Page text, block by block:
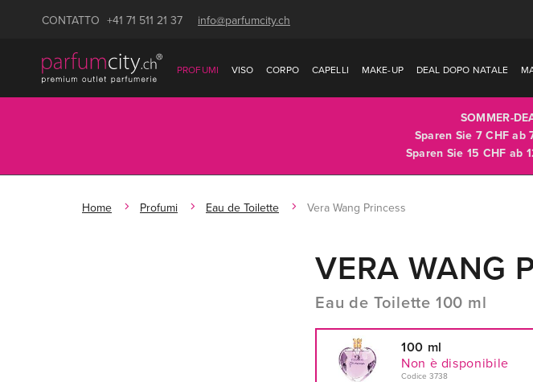
CONTATTO +41 71 511 21 37 info@parfumcity.ch
PROFUMI VISO CORPO CAPELLI MAKE-UP DEAL DOPO NATALE
SOMMER-
Sparen Sie 7 CHF ab
Sparen Sie 15 CHF ab
Home Profumi Eau de Toilette Vera Wang Princess
VERA WANG
Eau de Toilette 100 ml
100 ml
Non è disponibile
Codice 3738